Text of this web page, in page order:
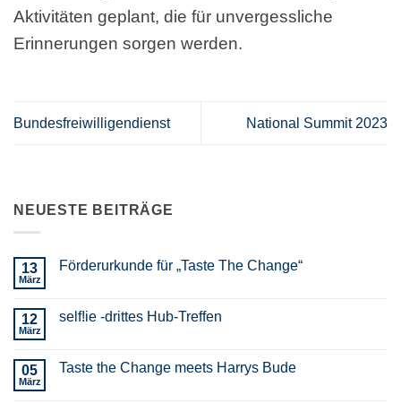
Aktivitäten geplant, die für unvergessliche
Erinnerungen sorgen werden.
Bundesfreiwilligendienst National Summit 2023
NEUESTE BEITRÄGE
13
März
Förderurkunde für „Taste The Change“
12
März
self!ie -drittes Hub-Treffen
05
März
Taste the Change meets Harrys Bude